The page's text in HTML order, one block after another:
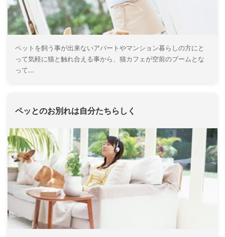
ペットを飼う事が出来ないアパートやマンション暮らしの方にと
って気軽に猫と触れ合える事から、猫カフェが空前のブームとな
って...
ペッとのお別れは自分たちらしく